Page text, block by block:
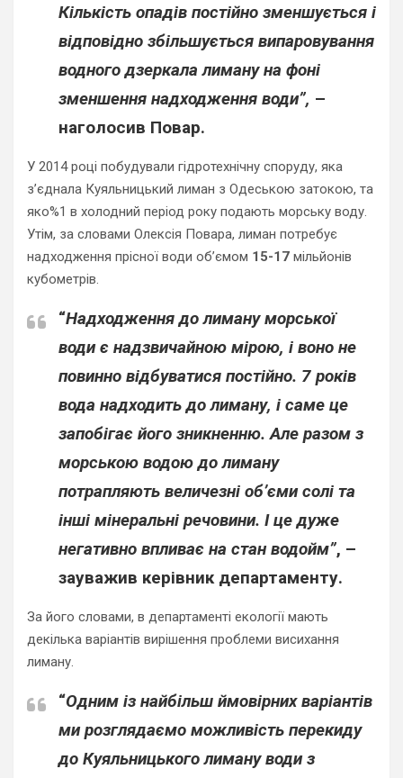
Кількість опадів постійно зменшується і
відповідно збільшується випаровування
водного дзеркала лиману на фоні
зменшення надходження води”, –
наголосив Повар.
У 2014 році побудували гідротехнічну споруду, яка
з’єднала Куяльницький лиман з Одеською затокою, та
яко%1 в холодний період року подають морську воду.
Утім, за словами Олексія Повара, лиман потребує
надходження прісної води об’ємом 15-17 мільйонів
кубометрів.
“Надходження до лиману морської
води є надзвичайною мірою, і воно не
повинно відбуватися постійно. 7 років
вода надходить до лиману, і саме це
запобігає його зникненню. Але разом з
морською водою до лиману
потрапляють величезні об’єми солі та
інші мінеральні речовини. І це дуже
негативно впливає на стан водойм”, –
зауважив керівник департаменту.
За його словами, в департаменті екології мають
декілька варіантів вирішення проблеми висихання
лиману.
“Одним із найбільш ймовірних варіантів
ми розглядаємо можливість перекиду
до Куяльницького лиману води з